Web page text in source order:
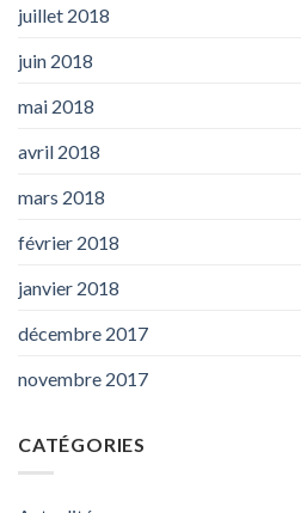
juillet 2018
juin 2018
mai 2018
avril 2018
mars 2018
février 2018
janvier 2018
décembre 2017
novembre 2017
CATÉGORIES